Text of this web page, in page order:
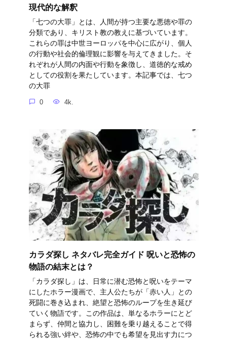
現代的な解釈
「七つの大罪」とは、人間が持つ主要な悪徳や罪の
分類であり、キリスト教の教えに基づいています。
これらの罪は中世ヨーロッパを中心に広がり、個人
の行動や社会的倫理観に影響を与えてきました。そ
れぞれが人間の内面や行動を象徴し、道徳的な戒め
としての役割を果たしています。本記事では、七つ
の大罪
0 4k.
カラダ探し ネタバレ完全ガイド 呪いと恐怖の
物語の結末とは？
「カラダ探し」は、日常に潜む恐怖と呪いをテーマ
にしたホラー漫画で、主人公たちが「赤い人」との
死闘に巻き込まれ、絶望と恐怖のループを生き延び
ていく物語です。この作品は、単なるホラーにとど
まらず、仲間と協力し、困難を乗り越えることで得
られる強い絆や、恐怖の中でも希望を見出す力につ